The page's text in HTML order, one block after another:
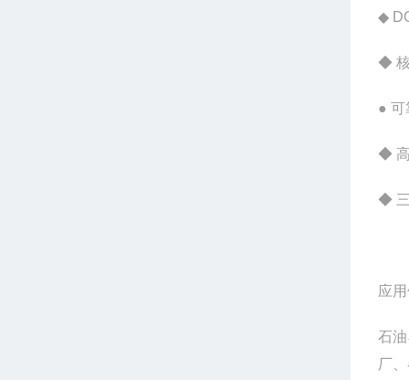
◆
◆ 核
●
◆ 高
◆ 三
应
石
厂